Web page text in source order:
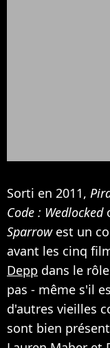
Sorti en 2011,
Code : Wedlocked
Sparrowest un
avant les cinq
Depp dans le
pas - même s'il
d'autres vieilles
sont bien